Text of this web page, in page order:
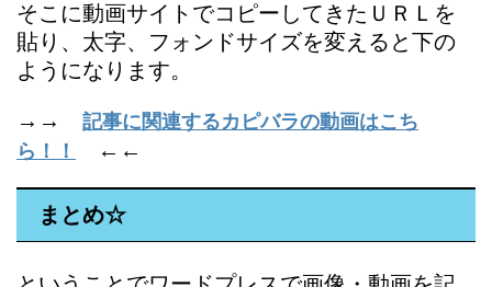
そこに動画サイトでコピーしてきたＵＲＬを
貼り、太字、フォンドサイズを変えると下の
ようになります。
→→ 記事に関連するカピバラの動画はこち
ら！！
←←
まとめ☆